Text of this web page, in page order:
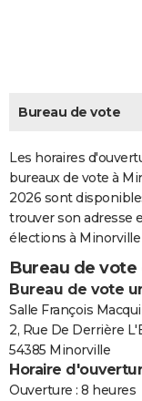
Carte de Noël
Carte Bonne année
Carte Saint-Valentin
Carte Pâques
Carte d'anniversaire
DICTIONNAIRE
Dictionnaire
Biographies
Citations
Expressions
Proverbes
PROGRAMME TV
COPAINS D'AVANT
S'inscrire
Se connecter
Lycées
Collèges
Primaires
Universités
Entreprises
Service militaire
Avis de recherche
AVIS DE DÉCÈS
FORUM
Bricolage
Lifestyle
Culture
Sport
Auto
Television
Voyage
Cinema
Bureau de vote
Les horaires
bureaux de vote à
2026 sont
trouver son adresse
élections à
Bureau de
Bureau de vote
Salle François
2, Rue De Derrière
54385 Minorville
Horaire
Ouverture : 8 heures